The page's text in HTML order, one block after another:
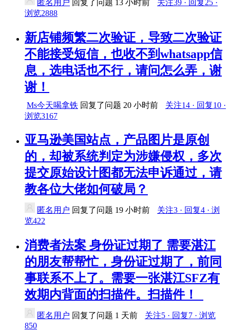
匿名用户 回复了问题 13 小时前
关注39 · 回复25 ·
浏览2888
新店铺频繁二次验证，导致二次验证
不能接受短信，也收不到whatsapp信
息，选电话也不行，请问怎么弄，谢
谢！
Ms今天喝拿铁 回复了问题 20 小时前
关注14 · 回复10 ·
浏览3167
亚马逊美国站点，产品图片是原创
的，却被系统判定为涉嫌侵权，多次
提交原始设计图都无法申诉通过，请
教各位大佬如何破局？
匿名用户 回复了问题 19 小时前
关注3 · 回复4 · 浏
览422
消费者法案 身份证过期了 需要湛江
的朋友帮帮忙，身份证过期了，前同
事联系不上了。需要一张湛江SFZ有
效期内背面的扫描件。扫描件！
匿名用户 回复了问题 1 天前
关注5 · 回复7 · 浏览
850